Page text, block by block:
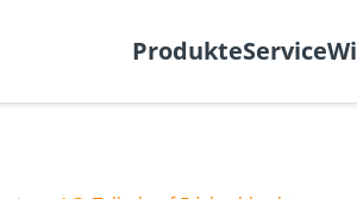
ProdukteService